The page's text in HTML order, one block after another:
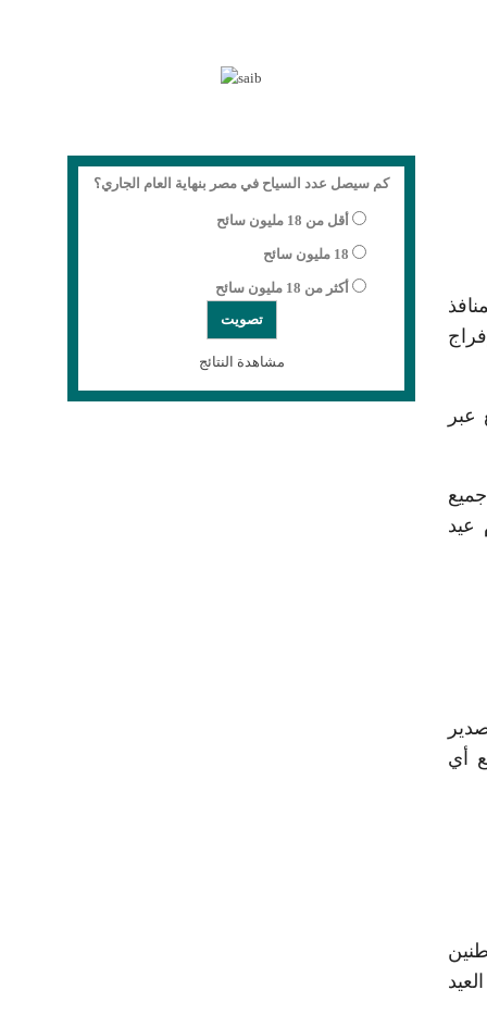
عبر
عيد
أي
كم سيصل عدد السياح في مصر بنهاية العام الجاري؟
أقل من 18 مليون سائح
18 مليون سائح
أكثر من 18 مليون سائح
مشاهدة النتائج